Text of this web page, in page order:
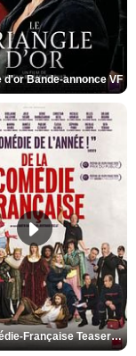
d'or Bande-annonce VF
De la Comédie-Française Teaser VF